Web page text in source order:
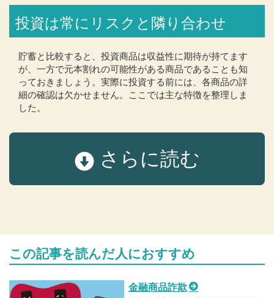
投資は常にリスクと隣り合わせ
貯蓄と比較すると、投資商品は収益性に期待が持てます
が、一方で元本割れの可能性がある商品であることも知
っておきましょう。実際に投資する前には、各商品の詳
細の確認は欠かせません。ここでは主な特徴を整理しま
した。
さらに読む
この記事を読んだ人におすすめ
金融商品詐欺